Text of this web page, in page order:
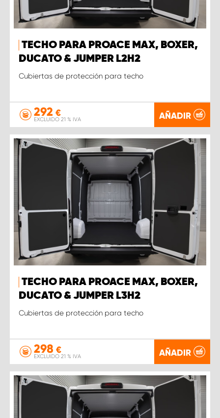
TECHO PARA PROACE MAX, BOXER,
DUCATO & JUMPER L2H2
Cubiertas de protección para techo
292 €
EXCLUIDO 21 % IVA AÑADIR
TECHO PARA PROACE MAX, BOXER,
DUCATO & JUMPER L3H2
Cubiertas de protección para techo
298 €
EXCLUIDO 21 % IVA AÑADIR